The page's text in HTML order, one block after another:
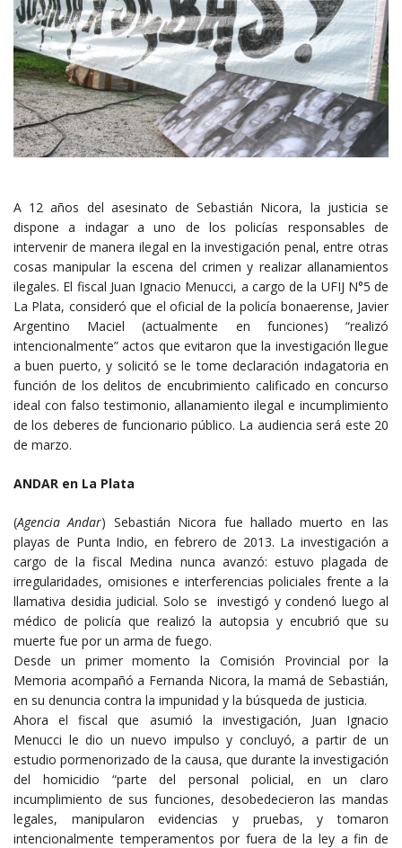
A 12 años del asesinato de Sebastián Nicora, la justicia se
dispone a indagar a uno de los policías responsables de
intervenir de manera ilegal en la investigación penal, entre otras
cosas manipular la escena del crimen y realizar allanamientos
ilegales. El fiscal Juan Ignacio Menucci, a cargo de la UFIJ N°5 de
La Plata, consideró que el oficial de la policía bonaerense, Javier
Argentino Maciel (actualmente en funciones) “realizó
intencionalmente” actos que evitaron que la investigación llegue
a buen puerto, y solicitó se le tome declaración indagatoria en
función de los delitos de encubrimiento calificado en concurso
ideal con falso testimonio, allanamiento ilegal e incumplimiento
de los deberes de funcionario público. La audiencia será este 20
de marzo.
ANDAR en La Plata
(Agencia Andar) Sebastián Nicora fue hallado muerto en las
playas de Punta Indio, en febrero de 2013. La investigación a
cargo de la fiscal Medina nunca avanzó: estuvo plagada de
irregularidades, omisiones e interferencias policiales frente a la
llamativa desidia judicial. Solo se investigó y condenó luego al
médico de policía que realizó la autopsia y encubrió que su
muerte fue por un arma de fuego.
Desde un primer momento la Comisión Provincial por la
Memoria acompañó a Fernanda Nicora, la mamá de Sebastián,
en su denuncia contra la impunidad y la búsqueda de justicia.
Ahora el fiscal que asumió la investigación, Juan Ignacio
Menucci le dio un nuevo impulso y concluyó, a partir de un
estudio pormenorizado de la causa, que durante la investigación
del homicidio “parte del personal policial, en un claro
incumplimiento de sus funciones, desobedecieron las mandas
legales, manipularon evidencias y pruebas, y tomaron
intencionalmente temperamentos por fuera de la ley a fin de